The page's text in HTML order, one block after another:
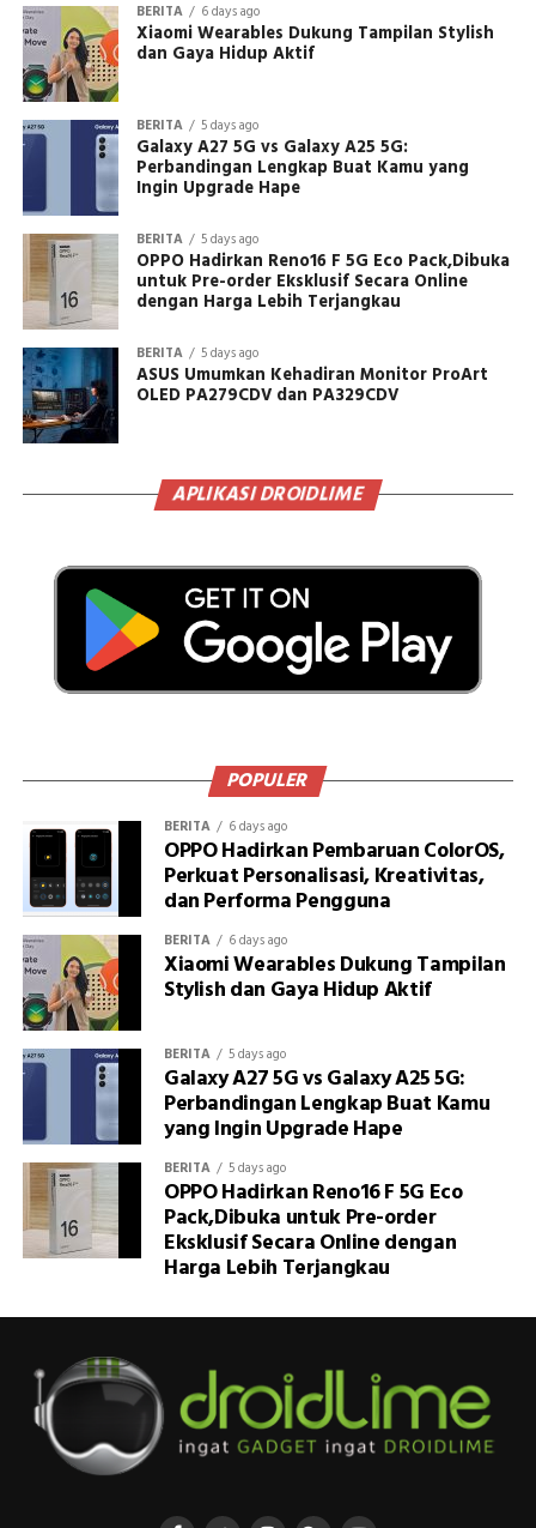
BERITA 6 days ago
Xiaomi Wearables Dukung Tampilan Stylish
dan Gaya Hidup Aktif
BERITA 5 days ago
Galaxy A27 5G vs Galaxy A25 5G:
Perbandingan Lengkap Buat Kamu yang
Ingin Upgrade Hape
BERITA 5 days ago
OPPO Hadirkan Reno16 F 5G Eco Pack,Dibuka
untuk Pre-order Eksklusif Secara Online
dengan Harga Lebih Terjangkau
BERITA 5 days ago
ASUS Umumkan Kehadiran Monitor ProArt
OLED PA279CDV dan PA329CDV
APLIKASI DROIDLIME
POPULER
BERITA 6 days ago
OPPO Hadirkan Pembaruan ColorOS,
Perkuat Personalisasi, Kreativitas,
dan Performa Pengguna
BERITA 6 days ago
Xiaomi Wearables Dukung Tampilan
Stylish dan Gaya Hidup Aktif
BERITA 5 days ago
Galaxy A27 5G vs Galaxy A25 5G:
Perbandingan Lengkap Buat Kamu
yang Ingin Upgrade Hape
BERITA 5 days ago
OPPO Hadirkan Reno16 F 5G Eco
Pack,Dibuka untuk Pre-order
Eksklusif Secara Online dengan
Harga Lebih Terjangkau